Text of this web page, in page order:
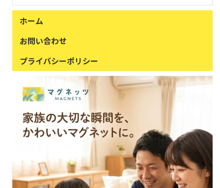
ホーム
お問い合わせ
プライバシーポリシー